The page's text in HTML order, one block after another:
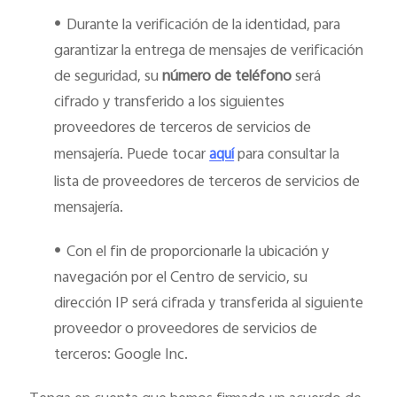
• Durante la verificación de la identidad, para
garantizar la entrega de mensajes de verificación
de seguridad, sunúmero de teléfono será
cifrado y transferido a los siguientes
proveedores de terceros de servicios de
mensajería. Puede tocaraquípara consultar la
lista de proveedores de terceros de servicios de
mensajería.
• Con el fin de proporcionarle la ubicación y
navegación por el Centro de servicio, su
dirección IP será cifrada y transferida al siguiente
proveedor o proveedores de servicios de
terceros: Google Inc.